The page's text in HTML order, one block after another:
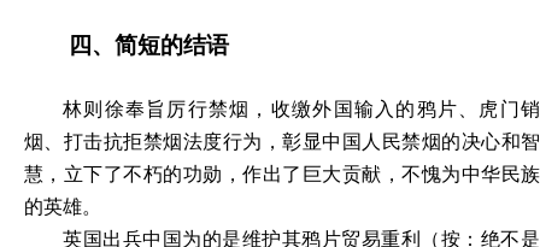
四、简短的结语
林则徐奉旨厉行禁烟，收缴外国输入的鸦片、虎门销
烟、打击抗拒禁烟法度行为，彰显中国人民禁烟的决心和智
慧，立下了不朽的功勋，作出了巨大贡献，不愧为中华民族
的英雄。
英国出兵中国为的是维护其鸦片贸易重利（按：绝不是